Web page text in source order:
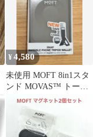
¥4,580
未使用 MOFT 8in1スタ
ンド MOVAS™ トープ
カードケース付